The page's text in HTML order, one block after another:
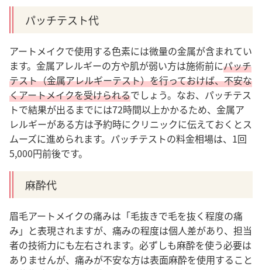
パッチテスト代
アートメイクで使用する色素には微量の金属が含まれてい
ます。金属アレルギーの方や肌が弱い方は施術前にパッチ
テスト（金属アレルギーテスト）を行っておけば、不安な
くアートメイクを受けられるでしょう。 なお、パッチテス
トで結果が出るまでには72時間以上かかるため、金属ア
レルギーがある方は予約時にクリニックに伝えておくとス
ムーズに進められます。 パッチテストの料金相場は、1回
5,000円前後です。
麻酔代
眉毛アートメイクの痛みは「毛抜きで毛を抜く程度の痛
み」と表現されますが、痛みの程度は個人差があり、担当
者の技術力にも左右されます。必ずしも麻酔を使う必要は
ありませんが、痛みが不安な方は表面麻酔を使用すること